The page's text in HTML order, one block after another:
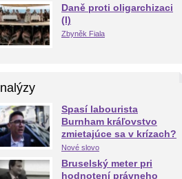
Daně proti oligarchizaci
(I)
Zbyněk Fiala
Spasí labourista
Burnham kráľovstvo
zmietajúce sa v krízach?
Nové slovo
Bruselský meter pri
hodnotení právneho